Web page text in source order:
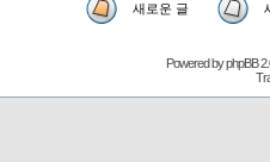
새로운 글
Powered byphpBB